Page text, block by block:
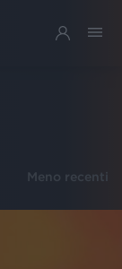
Meno recenti